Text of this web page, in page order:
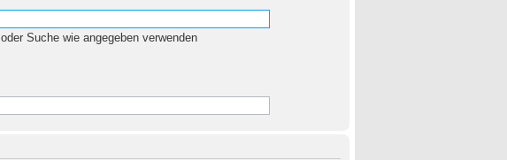
Suche wie angegeben verwenden